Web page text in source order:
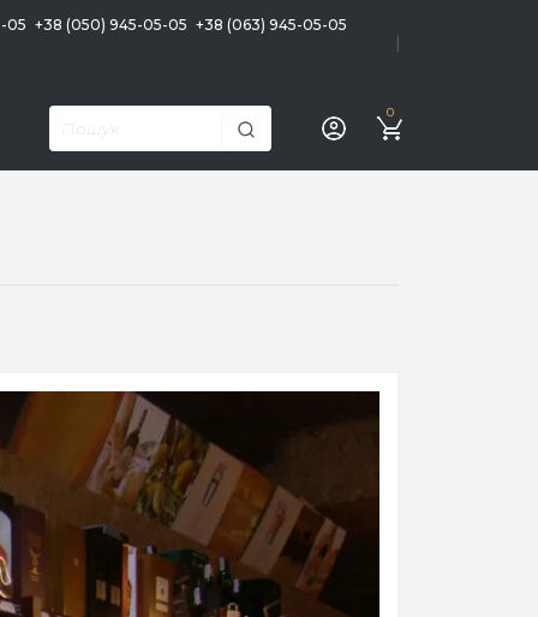
05 +38 (050) 945-05-05 +38 (063) 945-05-05
0